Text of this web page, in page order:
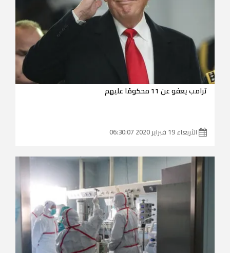
ترامب يعفو عن 11 محكومًا عليهم
الأربعاء 19 فبراير 2020 06:30:07